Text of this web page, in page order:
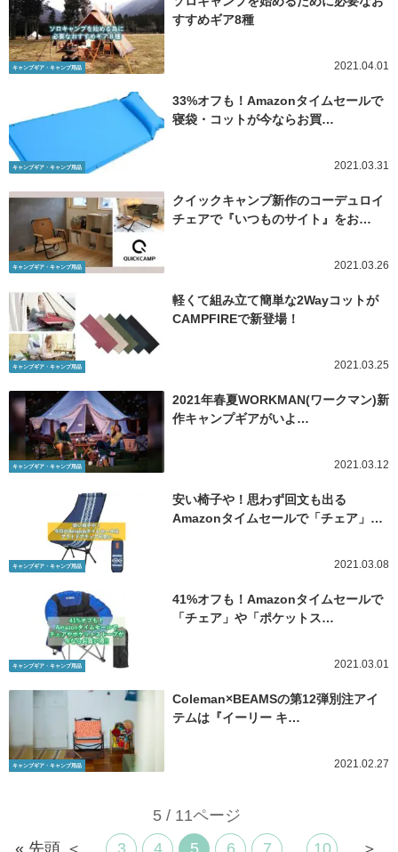
キャンプギア・キャンプ用品
すすめギア8種
2021.04.01
キャンプギア・キャンプ用品
33%オフも！Amazonタイムセールで
寝袋・コットが今ならお買…
2021.03.31
キャンプギア・キャンプ用品
クイックキャンプ新作のコーデュロイ
チェアで『いつものサイト』をお…
2021.03.26
キャンプギア・キャンプ用品
軽くて組み立て簡単な2Wayコットが
CAMPFIREで新登場！
2021.03.25
キャンプギア・キャンプ用品
2021年春夏WORKMAN(ワークマン)新
作キャンプギアがいよ…
2021.03.12
キャンプギア・キャンプ用品
安い椅子や！思わず回文も出る
Amazonタイムセールで「チェア」…
2021.03.08
キャンプギア・キャンプ用品
41%オフも！Amazonタイムセールで
「チェア」や「ポケットス…
2021.03.01
キャンプギア・キャンプ用品
Coleman×BEAMSの第12弾別注アイ
テムは『イーリー キ…
2021.02.27
5 / 11ページ
« 先頭 ＜ 3 4 5 6 7 10 ＞